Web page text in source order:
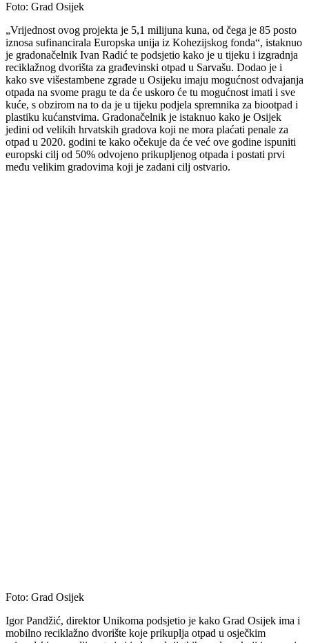
Foto: Grad Osijek
„Vrijednost ovog projekta je 5,1 milijuna kuna, od čega je 85 posto
iznosa sufinancirala Europska unija iz Kohezijskog fonda“, istaknuo
je gradonačelnik Ivan Radić te podsjetio kako je u tijeku i izgradnja
reciklažnog dvorišta za građevinski otpad u Sarvašu. Dodao je i
kako sve višestambene zgrade u Osijeku imaju mogućnost odvajanja
otpada na svome pragu te da će uskoro će tu mogućnost imati i sve
kuće, s obzirom na to da je u tijeku podjela spremnika za biootpad i
plastiku kućanstvima. Gradonačelnik je istaknuo kako je Osijek
jedini od velikih hrvatskih gradova koji ne mora plaćati penale za
otpad u 2020. godini te kako očekuje da će već ove godine ispuniti
europski cilj od 50% odvojeno prikupljenog otpada i postati prvi
među velikim gradovima koji je zadani cilj ostvario.
Foto: Grad Osijek
Igor Pandžić, direktor Unikoma podsjetio je kako Grad Osijek ima i
mobilno reciklažno dvorište koje prikuplja otpad u osječkim